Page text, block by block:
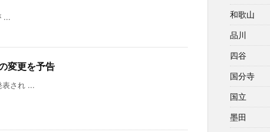
...
変更を予告
表され ...
和歌山
品川
四谷
国分寺
国立
墨田